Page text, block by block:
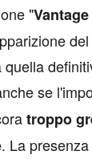
"
se
troppo
. La